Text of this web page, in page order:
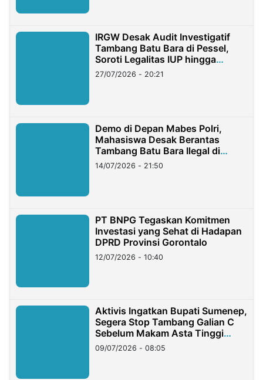
IRGW Desak Audit Investigatif
Tambang Batu Bara di Pessel,
Soroti Legalitas IUP hingga
Stockpile
27/07/2026 - 20:21
Demo di Depan Mabes Polri,
Mahasiswa Desak Berantas
Tambang Batu Bara Ilegal di
Lampung
14/07/2026 - 21:50
PT BNPG Tegaskan Komitmen
Investasi yang Sehat di Hadapan
DPRD Provinsi Gorontalo
12/07/2026 - 10:40
Aktivis Ingatkan Bupati Sumenep,
Segera Stop Tambang Galian C
Sebelum Makam Asta Tinggi
Longsor
09/07/2026 - 08:05